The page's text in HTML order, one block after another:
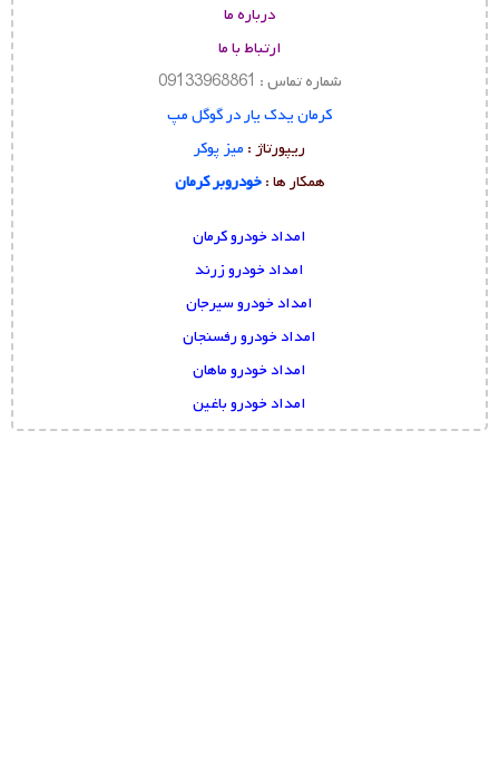
درباره ما
ارتباط با ما
شماره تماس : 09133968861
کرمان یدک یار در گوگل مپ
ریپورتاژ : میز پوکر
همکار ها :خودروبر کرمان
امداد خودرو کرمان
امداد خودرو زرند
امداد خودرو سیرجان
امداد خودرو رفسنجان
امداد خودرو ماهان
امداد خودرو باغین